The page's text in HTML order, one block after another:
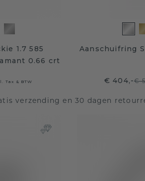
1.7 585
0.66 crt
Tax & BTW
Aanschuifring
€ 404,-€
verzending en 30 dagen